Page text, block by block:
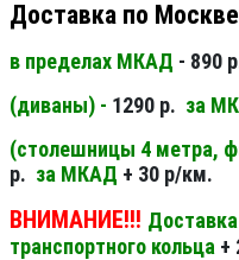
Доставка по
в пределах МКАД - 890
(диваны) - 1290 р. за
(столешницы 4 метра,
р. за МКАД + 30 р/км.
ВНИМАНИЕ!!!
транспортного кольца +